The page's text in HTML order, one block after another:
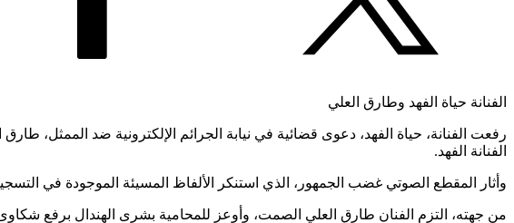
الفنانة حياة الفهد وطارق العلي
رفعت الفنانة، حياة الفهد، دعوى قضائية في نيابة الجرائم الإلكترونية ضد
الفنانة الفهد.
وأثار المقطع الصوتي غضب الجمهور، الذي استنكر الألفاظ المسيئة الموجودة في
من جهته، التزم الفنان طارق العلي الصمت، وأوعز للمحامية بشرى الهندال برفع